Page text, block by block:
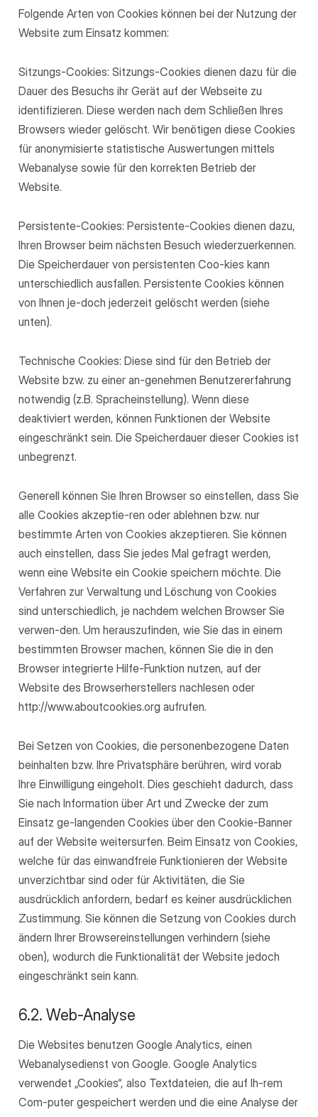
Folgende Arten von Cookies können bei der Nutzung der
Website zum Einsatz kommen:
Sitzungs-Cookies: Sitzungs-Cookies dienen dazu für die
Dauer des Besuchs ihr Gerät auf der Webseite zu
identifizieren. Diese werden nach dem Schließen Ihres
Browsers wieder gelöscht. Wir benötigen diese Cookies
für anonymisierte statistische Auswertungen mittels
Webanalyse sowie für den korrekten Betrieb der
Website.
Persistente-Cookies: Persistente-Cookies dienen dazu,
Ihren Browser beim nächsten Besuch wiederzuerkennen.
Die Speicherdauer von persistenten Coo-kies kann
unterschiedlich ausfallen. Persistente Cookies können
von Ihnen je-doch jederzeit gelöscht werden (siehe
unten).
Technische Cookies: Diese sind für den Betrieb der
Website bzw. zu einer an-genehmen Benutzererfahrung
notwendig (z.B. Spracheinstellung). Wenn diese
deaktiviert werden, können Funktionen der Website
eingeschränkt sein. Die Speicherdauer dieser Cookies ist
unbegrenzt.
Generell können Sie Ihren Browser so einstellen, dass Sie
alle Cookies akzeptie-ren oder ablehnen bzw. nur
bestimmte Arten von Cookies akzeptieren. Sie können
auch einstellen, dass Sie jedes Mal gefragt werden,
wenn eine Website ein Cookie speichern möchte. Die
Verfahren zur Verwaltung und Löschung von Cookies
sind unterschiedlich, je nachdem welchen Browser Sie
verwen-den. Um herauszufinden, wie Sie das in einem
bestimmten Browser machen, können Sie die in den
Browser integrierte Hilfe-Funktion nutzen, auf der
Website des Browserherstellers nachlesen oder
http://www.aboutcookies.org aufrufen.
Bei Setzen von Cookies, die personenbezogene Daten
beinhalten bzw. Ihre Privatsphäre berühren, wird vorab
Ihre Einwilligung eingeholt. Dies geschieht dadurch, dass
Sie nach Information über Art und Zwecke der zum
Einsatz ge-langenden Cookies über den Cookie-Banner
auf der Website weitersurfen. Beim Einsatz von Cookies,
welche für das einwandfreie Funktionieren der Website
unverzichtbar sind oder für Aktivitäten, die Sie
ausdrücklich anfordern, bedarf es keiner ausdrücklichen
Zustimmung. Sie können die Setzung von Cookies durch
ändern Ihrer Browsereinstellungen verhindern (siehe
oben), wodurch die Funktionalität der Website jedoch
eingeschränkt sein kann.
6.2. Web-Analyse
Die Websites benutzen Google Analytics, einen
Webanalysedienst von Google. Google Analytics
verwendet „Cookies“, also Textdateien, die auf Ih-rem
Com-puter gespeichert werden und die eine Analyse der